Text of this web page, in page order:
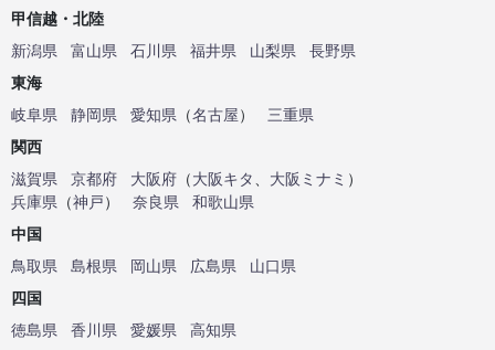
甲信越・北陸
新潟県
富山県 石川県 福井県 山梨県
長野県
東海
岐阜県
静岡県 愛知県 （名古屋）
三重県
関西
滋賀県
京都府 大阪府 （大阪キタ 大阪ミナミ ）
兵庫県 （神戸） 奈良県
和歌山県
中国
鳥取県
島根県 岡山県 広島県
山口県
四国
徳島県
香川県 愛媛県
高知県